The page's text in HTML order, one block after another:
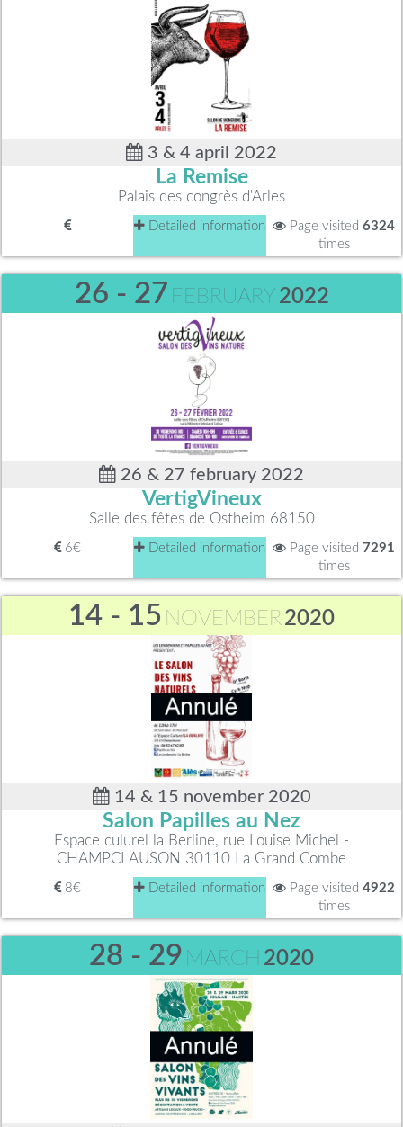
3 & 4 april 2022
La Remise
Palais des congrès d'Arles
Detailed information Page visited 6324
times
26 - 27 FEBRUARY 2022
26 & 27 february 2022
VertigVineux
Salle des fêtes de Ostheim 68150
6€ Detailed information Page visited 7291
times
14 - 15 NOVEMBER 2020
14 & 15 november 2020
Salon Papilles au Nez
Espace culurel la Berline, rue Louise Michel -
CHAMPCLAUSON 30110 La Grand Combe
8€ Detailed information Page visited 4922
times
28 - 29 MARCH 2020